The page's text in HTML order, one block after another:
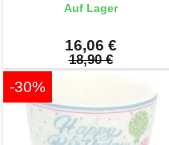
Auf Lager
16,06 €
18,90 €
-30%